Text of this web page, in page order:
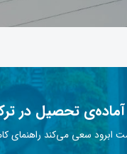
آماده‌ی تحصیل در
ابرود سعی می‌کند راهنمای